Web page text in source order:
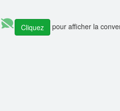
Cliquez pour afficher la